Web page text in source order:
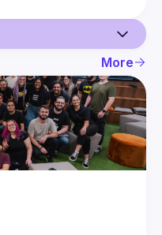
More